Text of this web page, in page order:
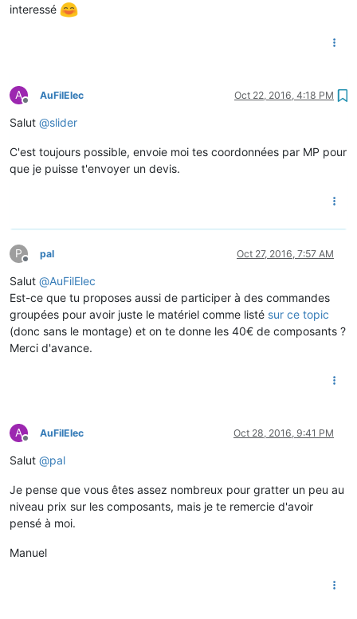
interessé
A
Offline
AuFilElec Oct 22, 2016, 4:18 PM
Salut @slider
C'est toujours possible, envoie moi tes coordonnées par MP pour
que je puisse t'envoyer un devis.
P
Offline
pal Oct 27, 2016, 7:57 AM
Salut @AuFilElec
Est-ce que tu proposes aussi de participer à des commandes
groupées pour avoir juste le matériel comme listé sur ce topic
(donc sans le montage) et on te donne les 40€ de composants ?
Merci d'avance.
A
Offline
AuFilElec Oct 28, 2016, 9:41 PM
Salut @pal
Je pense que vous êtes assez nombreux pour gratter un peu au
niveau prix sur les composants, mais je te remercie d'avoir
pensé à moi.
Manuel